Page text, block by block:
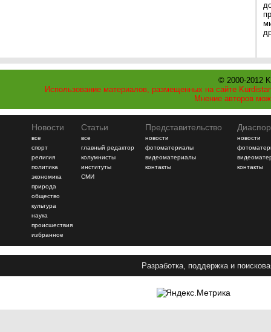
© 2000-2012
Использование материалов, размещенных на сайте
Мнение авторов
Новости
все
спорт
религия
политика
экономика
природа
общество
культура
наука
происшествия
избранное
Статьи
все
главный редактор
колумнисты
институты
СМИ
Представительство
новости
фотоматериалы
видеоматериалы
контакты
новости
контакты
Разработка, поддержка и